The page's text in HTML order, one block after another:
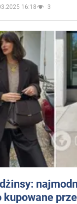
16:18 3
kupowane